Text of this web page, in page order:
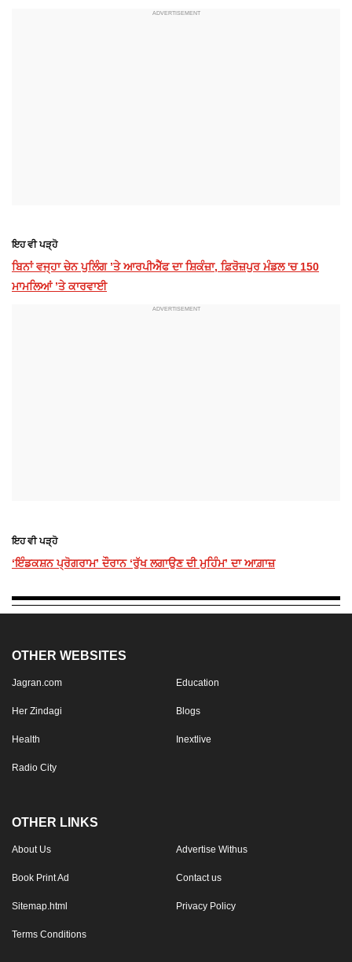
ਇਹ ਵੀ ਪੜ੍ਹੋ
ਬਿਨਾਂ ਵਜ੍ਹਾ ਚੇਨ ਪੁਲਿੰਗ ’ਤੇ ਆਰਪੀਐੱਫ ਦਾ ਸ਼ਿਕੰਜ਼ਾ, ਫ਼ਿਰੋਜ਼ਪੁਰ ਮੰਡਲ 'ਚ 150
ਮਾਮਲਿਆਂ ’ਤੇ ਕਾਰਵਾਈ
ਇਹ ਵੀ ਪੜ੍ਹੋ
‘ਇੰਡਕਸ਼ਨ ਪ੍ਰੋਗਰਾਮ’ ਦੌਰਾਨ ‘ਰੁੱਖ ਲਗਾਉਣ ਦੀ ਮੁਹਿੰਮ’ ਦਾ ਆਗ਼ਾਜ਼
OTHER WEBSITES
Jagran.com Education
Her Zindagi Blogs
Health Inextlive
Radio City
OTHER LINKS
About Us Advertise Withus
Book Print Ad Contact us
Sitemap.html Privacy Policy
Terms Conditions